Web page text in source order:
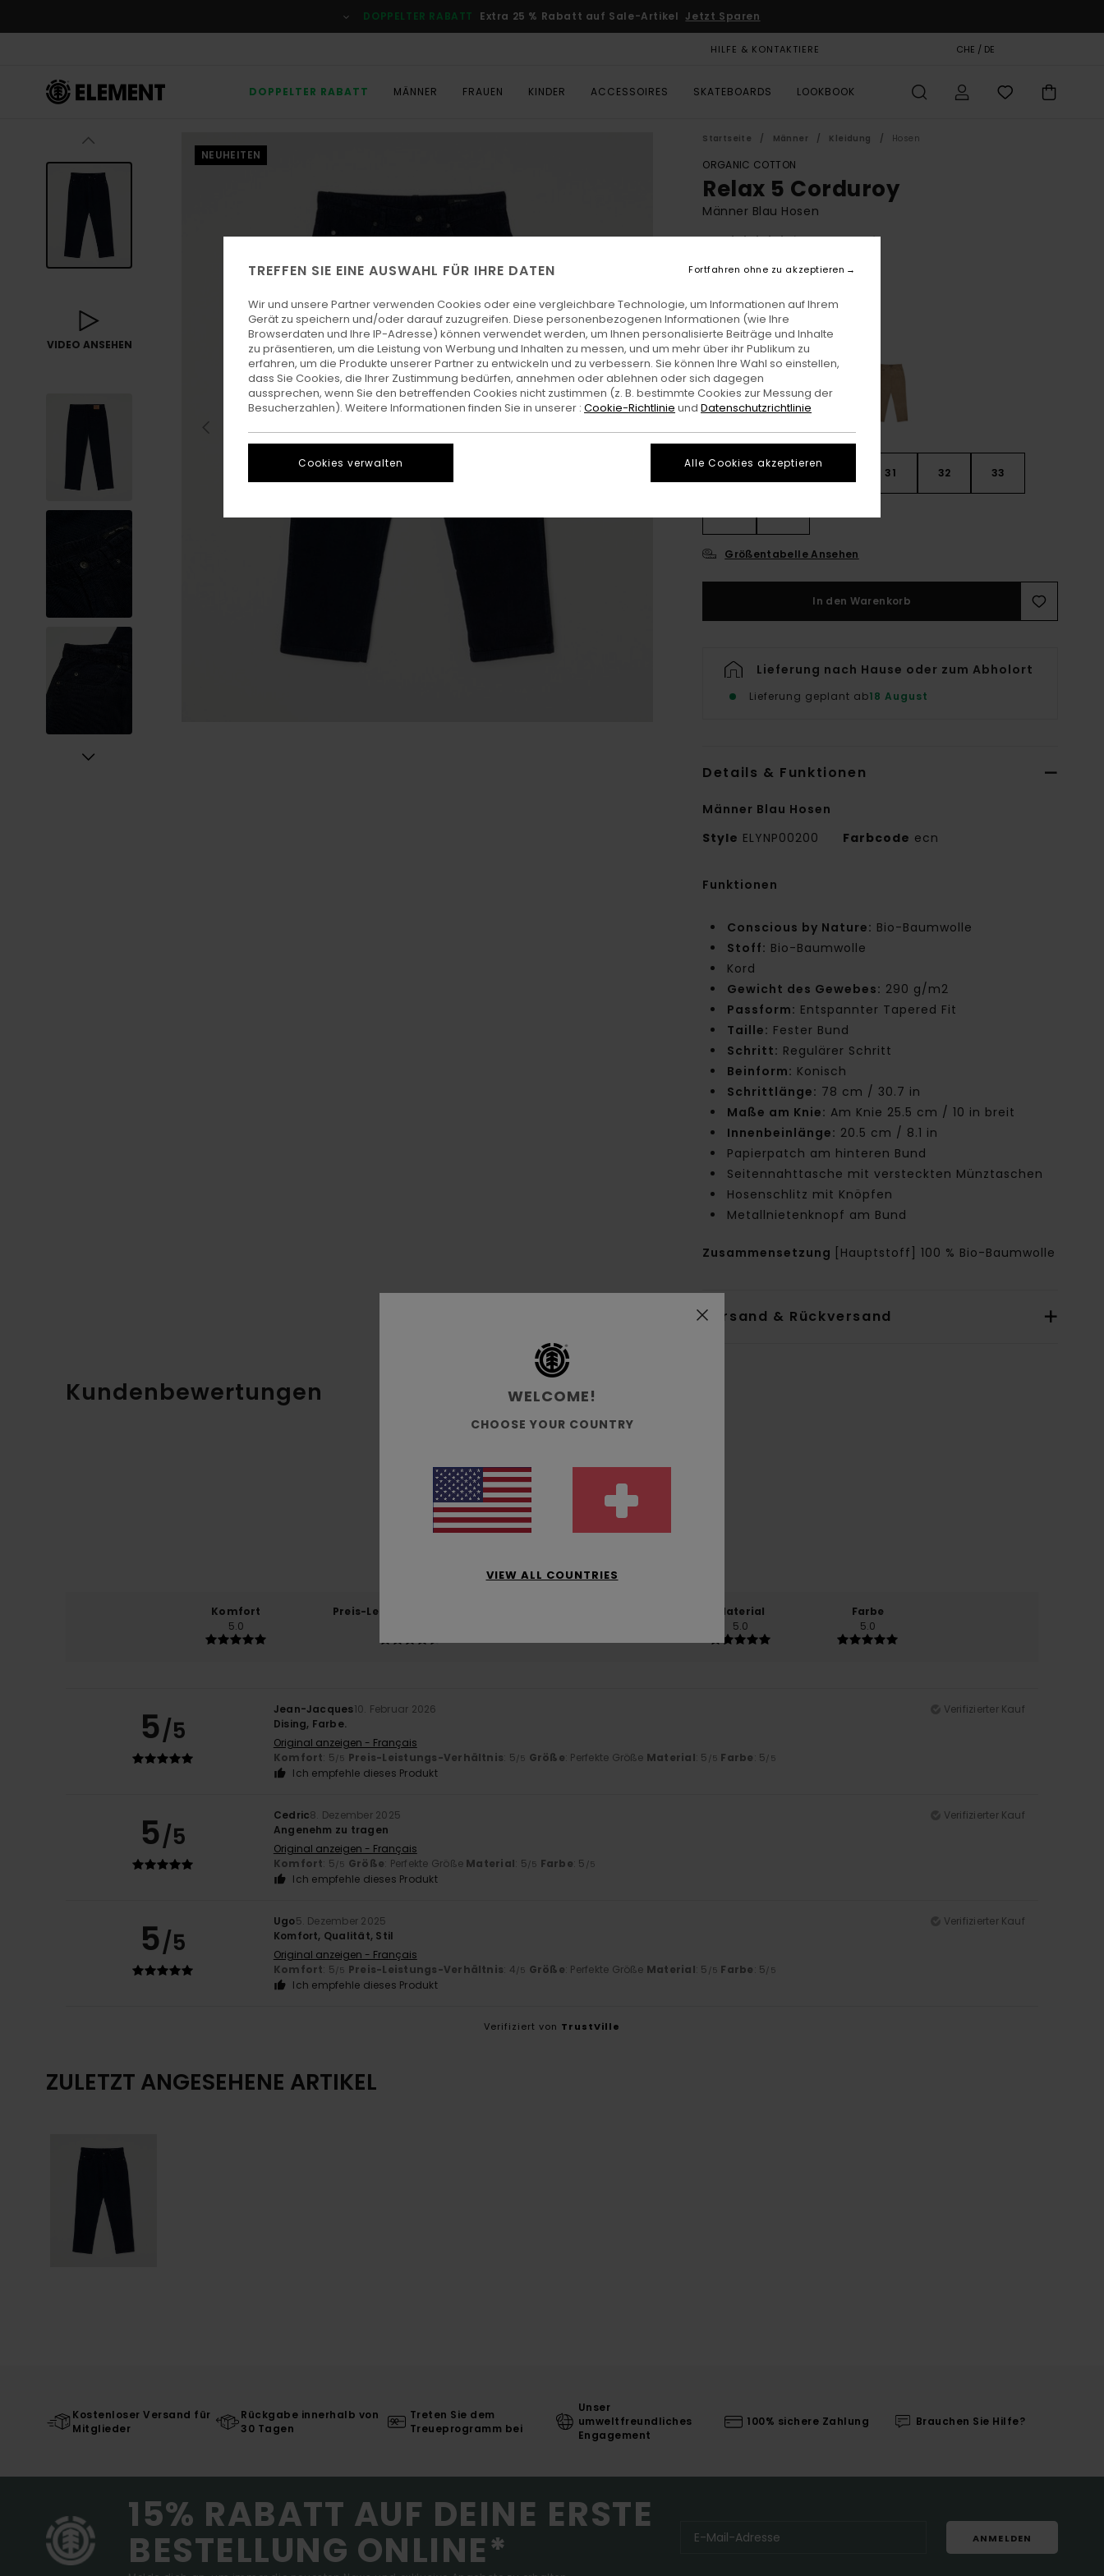
Produktinformation
DOPPELTER RABATT Extra 25 % Rabatt auf Sale-Artikel Jetzt Sparen
HILFE & KONTAKTIERE CHE / DE
DOPPELTER RABATT MÄNNER FRAUEN KINDER ACCESSOIRES SKATEBOARDS LOOKBOOK
VIDEO ANSEHEN
NEUHEITEN
Startseite Männer Kleidung Hosen
ORGANIC COTTON
Relax 5 Corduroy
Männer Blau Hosen
5.0
ECO-BONUS
FarbeEclipse Navy
28 31 32 33
Größentabelle Ansehen
In den Warenkorb
Lieferung nach Hause oder zum Abholort
Lieferung geplant ab18 August
Details & Funktionen
Männer Blau Hosen
Style ELYNP00200 Farbcode ecn
Funktionen
Conscious by Nature: Bio-Baumwolle
Stoff: Bio-Baumwolle
Kord
Gewicht des Gewebes: 290 g/m2
Passform: Entspannter Tapered Fit
Taille: Fester Bund
Schritt: Regulärer Schritt
Beinform: Konisch
Schrittlänge: 78 cm / 30.7 in
Maße am Knie: Am Knie 25.5 cm / 10 in breit
Innenbeinlänge: 20.5 cm / 8.1 in
Papierpatch am hinteren Bund
Seitennahttasche mit versteckten Münztaschen
Hosenschlitz mit Knöpfen
Metallnietenknopf am Bund
Zusammensetzung [Hauptstoff] 100 % Bio-Baumwolle
Versand & Rückversand
Kundenbewertungen
5.0
100% unserer Kunden empfehlen dieses Produkt
Komfort
5.0
Preis-Leistungs-Verhältnis
Material
5.0
Farbe
5.0
5/5
Jean-Jacques10. Februar 2026
Verifizierter Kauf
Dising, Farbe.
Original anzeigen - Français
Komfort: 5/5 Preis-Leistungs-Verhältnis: 5/5 Größe: Perfekte Größe Material: 5 /5 Farbe: 5/5
Ich empfehle dieses Produkt
5/5
Cedric8. Dezember 2025
Verifizierter Kauf
Angenehm zu tragen
Original anzeigen - Français
Komfort: 5/5 Größe: Perfekte Größe Material: 5/5 Farbe: 5 /5
Ich empfehle dieses Produkt
5/5
Ugo5. Dezember 2025
Verifizierter Kauf
Komfort, Qualität, Stil
Original anzeigen - Français
Komfort: 5/5 Preis-Leistungs-Verhältnis: 4/5 Größe: Perfekte Größe Material: 5 /5 Farbe: 5/5
Ich empfehle dieses Produkt
Verifiziert von TrustVille
ZULETZT ANGESEHENE ARTIKEL
Kostenloser Versand für
Mitglieder
Rückgabe innerhalb von
30 Tagen
Treten Sie dem
Treueprogramm bei
Unser
umweltfreundliches
Engagement
100% sichere Zahlung Brauchen Sie Hilfe?
15% RABATT AUF DEINE ERSTE
BESTELLUNG ONLINE* ANMELDEN
WELCOME!
CHOOSE YOUR COUNTRY
VIEW ALL COUNTRIES
TREFFEN SIE EINE AUSWAHL FÜR IHRE DATEN
Wir und unsere Partner verwenden Cookies oder eine vergleichbare Technologie, um Informationen auf Ihrem
Gerät zu speichern und/oder darauf zuzugreifen. Diese personenbezogenen Informationen (wie Ihre
Browserdaten und Ihre IP-Adresse) können verwendet werden, um Ihnen personalisierte Beiträge und Inhalte
zu präsentieren, um die Leistung von Werbung und Inhalten zu messen, und um mehr über ihr Publikum zu
erfahren, um die Produkte unserer Partner zu entwickeln und zu verbessern. Sie können Ihre Wahl so einstellen,
dass Sie Cookies, die Ihrer Zustimmung bedürfen, annehmen oder ablehnen oder sich dagegen
aussprechen, wenn Sie den betreffenden Cookies nicht zustimmen (z. B. bestimmte Cookies zur Messung der
Besucherzahlen). Weitere Informationen finden Sie in unserer : Cookie-Richtlinie und Datenschutzrichtlinie
Cookies verwalten
Fortfahren ohne zu akzeptieren
Alle Cookies akzeptieren